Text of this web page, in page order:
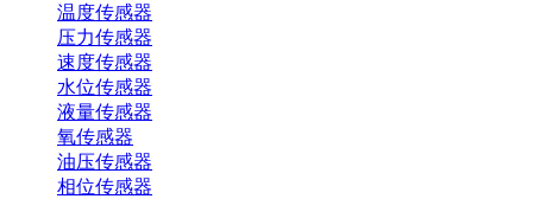
温度传感器
压力传感器
速度传感器
水位传感器
液量传感器
氧传感器
油压传感器
相位传感器